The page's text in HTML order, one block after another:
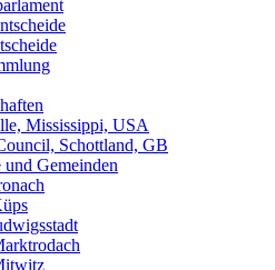
Mississippi, USA
Schottland, GB
und Gemeinden